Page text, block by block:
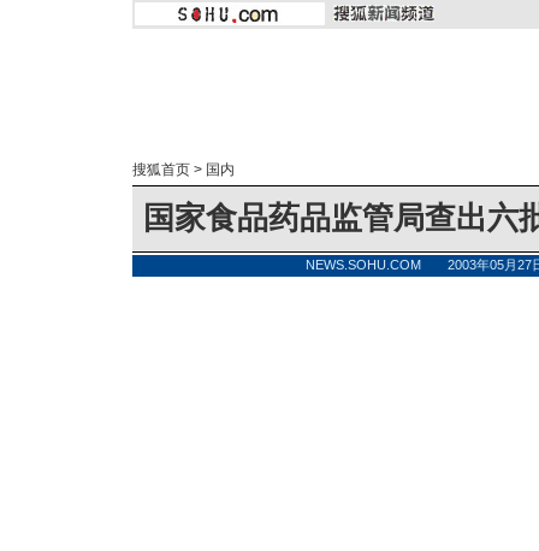
搜狐首页 > 国内
国家食品药品监管局查出六
NEWS.SOHU.COM 2003年05月